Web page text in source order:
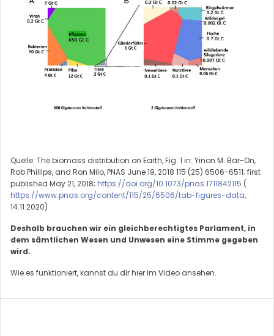
Quelle: The biomass distribution on Earth, Fig. 1 in: Yinon M. Bar-On,
Rob Phillips, and Ron Milo, PNAS June 19, 2018 115 (25) 6506-6511; first
published May 21, 2018; https://doi.org/10.1073/pnas.1711842115 (
https://www.pnas.org/content/115/25/6506/tab-figures-data,
14.11.2020)
Deshalb brauchen wir ein gleichberechtigtes Parlament, in
dem sämtlichen Wesen und Unwesen eine Stimme gegeben
wird.
Wie es funktioniert, kannst du dir hier im Video ansehen.